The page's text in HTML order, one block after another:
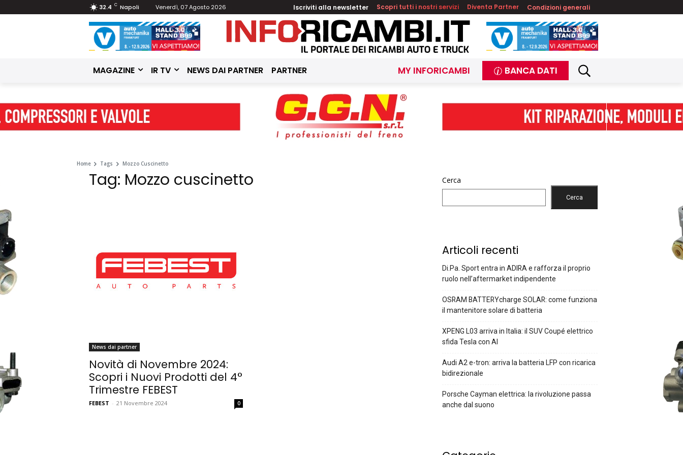
32.4 C Napoli Venerdì, 07 Agosto 2026 Iscriviti alla newsletter Scopri tutti i nostri servizi Diventa Partner Condizioni generali
MAGAZINE IR TV NEWS DAI PARTNER PARTNER MY INFORICAMBI BANCA DATI
Home Tags Mozzo Cuscinetto
Tag: Mozzo cuscinetto
News dai partner
Novità di Novembre 2024:
Scopri i Nuovi Prodotti del 4°
Trimestre FEBEST
FEBEST - 21 Novembre 2024 0
Cerca
Cerca
Articoli recenti
Di.Pa. Sport entra in ADIRA e rafforza il proprio
ruolo nell’aftermarket indipendente
OSRAM BATTERYcharge SOLAR: come funziona
il mantenitore solare di batteria
XPENG L03 arriva in Italia: il SUV Coupé elettrico
sfida Tesla con AI
Audi A2 e-tron: arriva la batteria LFP con ricarica
bidirezionale
Porsche Cayman elettrica: la rivoluzione passa
anche dal suono